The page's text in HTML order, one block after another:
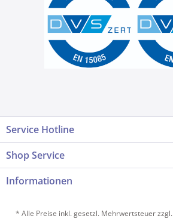
Service Hotline
Shop Service
Informationen
* Alle Preise inkl. gesetzl. Mehrwertsteuer zzgl.